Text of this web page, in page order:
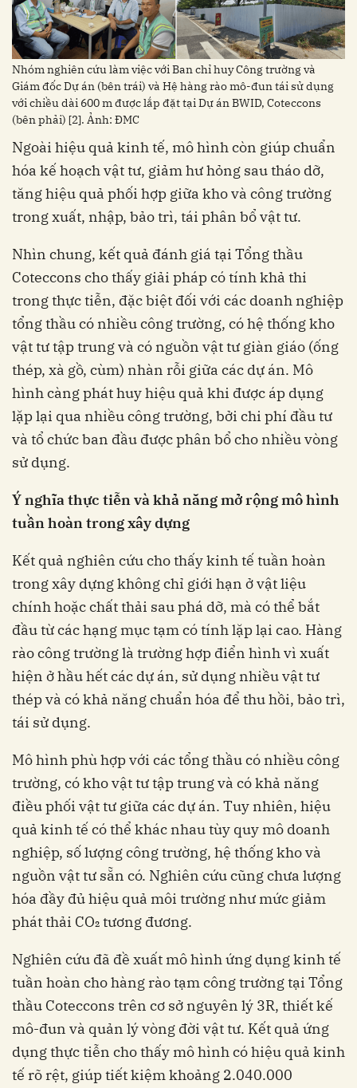
Nhóm nghiên cứu làm việc với Ban chỉ huy Công trường và
Giám đốc Dự án (bên trái) và Hệ hàng rào mô-đun tái sử dụng
với chiều dài 600 m được lắp đặt tại Dự án BWID, Coteccons
(bên phải) [2]. Ảnh: ĐMC
Ngoài hiệu quả kinh tế, mô hình còn giúp chuẩn
hóa kế hoạch vật tư, giảm hư hỏng sau tháo dỡ,
tăng hiệu quả phối hợp giữa kho và công trường
trong xuất, nhập, bảo trì, tái phân bổ vật tư.
Nhìn chung, kết quả đánh giá tại Tổng thầu
Coteccons cho thấy giải pháp có tính khả thi
trong thực tiễn, đặc biệt đối với các doanh nghiệp
tổng thầu có nhiều công trường, có hệ thống kho
vật tư tập trung và có nguồn vật tư giàn giáo (ống
thép, xà gồ, cùm) nhàn rỗi giữa các dự án. Mô
hình càng phát huy hiệu quả khi được áp dụng
lặp lại qua nhiều công trường, bởi chi phí đầu tư
và tổ chức ban đầu được phân bổ cho nhiều vòng
sử dụng.
Ý nghĩa thực tiễn và khả năng mở rộng mô hình
tuần hoàn trong xây dựng
Kết quả nghiên cứu cho thấy kinh tế tuần hoàn
trong xây dựng không chỉ giới hạn ở vật liệu
chính hoặc chất thải sau phá dỡ, mà có thể bắt
đầu từ các hạng mục tạm có tính lặp lại cao. Hàng
rào công trường là trường hợp điển hình vì xuất
hiện ở hầu hết các dự án, sử dụng nhiều vật tư
thép và có khả năng chuẩn hóa để thu hồi, bảo trì,
tái sử dụng.
Mô hình phù hợp với các tổng thầu có nhiều công
trường, có kho vật tư tập trung và có khả năng
điều phối vật tư giữa các dự án. Tuy nhiên, hiệu
quả kinh tế có thể khác nhau tùy quy mô doanh
nghiệp, số lượng công trường, hệ thống kho và
nguồn vật tư sẵn có. Nghiên cứu cũng chưa lượng
hóa đầy đủ hiệu quả môi trường như mức giảm
phát thải CO₂ tương đương.
Nghiên cứu đã đề xuất mô hình ứng dụng kinh tế
tuần hoàn cho hàng rào tạm công trường tại Tổng
thầu Coteccons trên cơ sở nguyên lý 3R, thiết kế
mô-đun và quản lý vòng đời vật tư. Kết quả ứng
dụng thực tiễn cho thấy mô hình có hiệu quả kinh
tế rõ rệt, giúp tiết kiệm khoảng 2.040.000